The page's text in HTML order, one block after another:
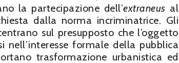
la partecipazione dell’extraneus al
dalla norma incriminatrice. Gli
sul presupposto che l’oggetto
formale della pubblica
trasformazione urbanistica ed